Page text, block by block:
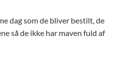
dag som de bliver bestilt, de
så de ikke har maven fuld af